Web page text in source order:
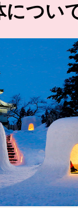
につい